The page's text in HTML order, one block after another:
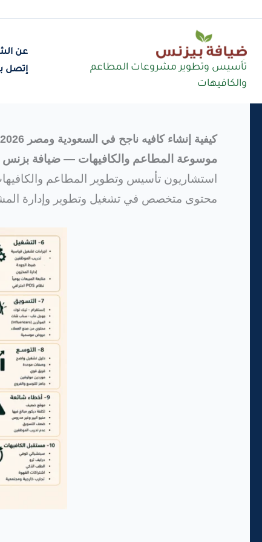
تخطيتأسيس وتطوير مشروعات المطاعم
والكافيهات
عن
إتصل
كيفية إنشاء كافيه ناجح في السعودية ومصر 2026 دليل عملي لبناء كافيه قوي قابل للنمو والتوسع
موسوعة المطاعم والكافيهات — ضيافة بزنس
استشاريون تأسيس وتطوير المطاعم
محتوى متخصص في تشغيل وتطوير وإدارة